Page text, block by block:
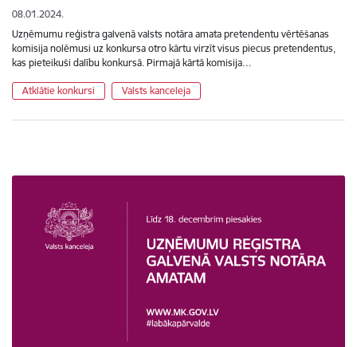
08.01.2024.
Uzņēmumu reģistra galvenā valsts notāra amata pretendentu vērtēšanas
komisija nolēmusi uz konkursa otro kārtu virzīt visus piecus pretendentus,
kas pieteikuši dalību konkursā. Pirmajā kārtā komisija…
Atklātie konkursi Valsts kanceleja